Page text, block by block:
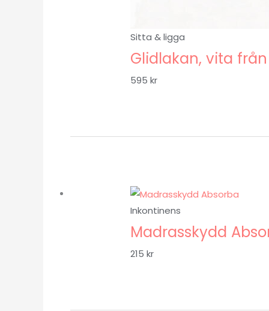
Sitta & ligga
Glidlakan, vita
595kr
Inkontinens
Madrasskydd
215kr